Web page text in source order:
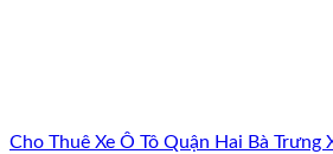
Cho Thuê Xe Ô Tô Quận Hai Bà